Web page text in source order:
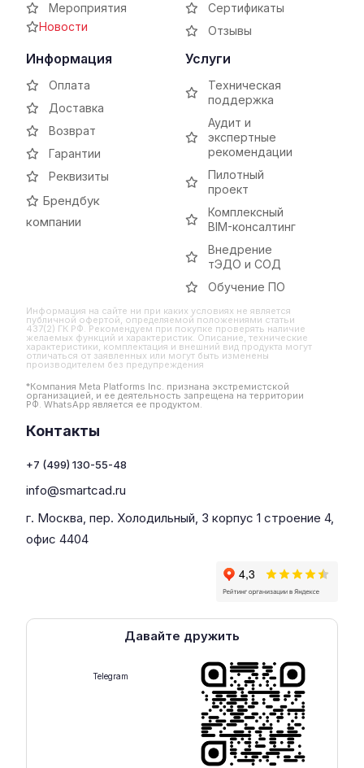
Мероприятия
Новости
Сертификаты
Отзывы
Информация
Оплата
Доставка
Возврат
Гарантии
Реквизиты
Брендбук
компании
Услуги
Техническая
поддержка
Аудит и
экспертные
рекомендации
Пилотный
проект
Комплексный
BIM-консалтинг
Внедрение
тЭДО и СОД
Обучение ПО
Информация на сайте ни при каких условиях не является
публичной офертой, определяемой положениями статьи
437(2) ГК РФ. Рекомендуем при покупке проверять наличие
желаемых функций и характеристик. Описание, технические
характеристики, комплектация и внешний вид продукта могут
отличаться от заявленных или могут быть изменены
производителем без предупреждения
*Компания Meta Platforms Inc. признана экстремистской
организацией, и ее деятельность запрещена на территории
РФ. WhatsApp является ее продуктом.
Контакты
+7 (499) 130-55-48
info@smartcad.ru
г. Москва, пер. Холодильный, 3 корпус 1 строение 4,
офис 4404
Давайте дружить
Telegram